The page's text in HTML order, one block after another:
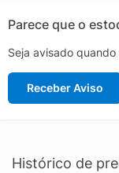
Parece que o
Seja avisado
Receber Aviso
Histórico de